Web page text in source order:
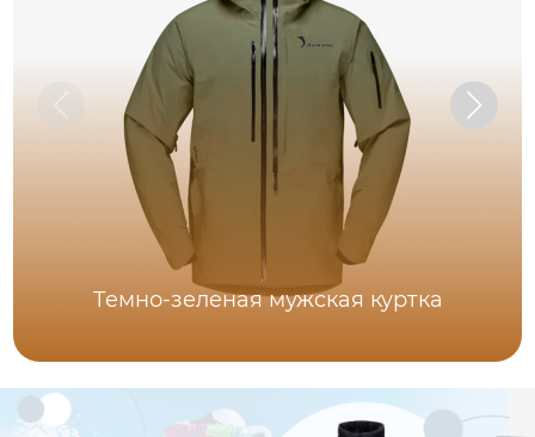
Темно-зеленая мужская куртка